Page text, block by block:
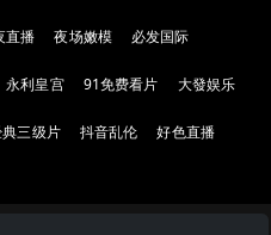
直播 夜场嫩模 必发国际
永利皇宫 91免费看片 大發娱乐
三级片 抖音乱伦 好色直播